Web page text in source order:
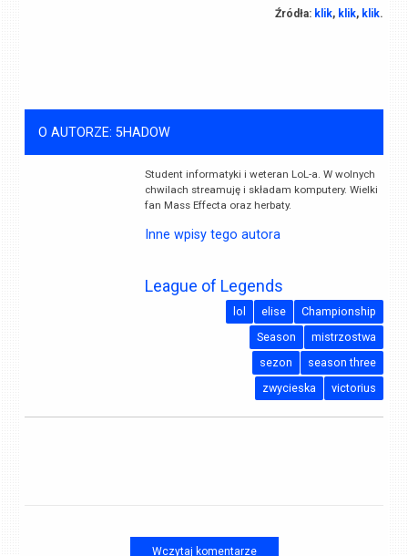
Źródła: klik, klik, klik.
O AUTORZE: 5HADOW
Student informatyki i weteran LoL-a. W wolnych
chwilach streamuję i składam komputery. Wielki
fan Mass Effecta oraz herbaty.
Inne wpisy tego autora
League of Legends
Championship
elise
lol
mistrzostwa
Season
season three
sezon
victorius
zwycieska
Wczytaj komentarze